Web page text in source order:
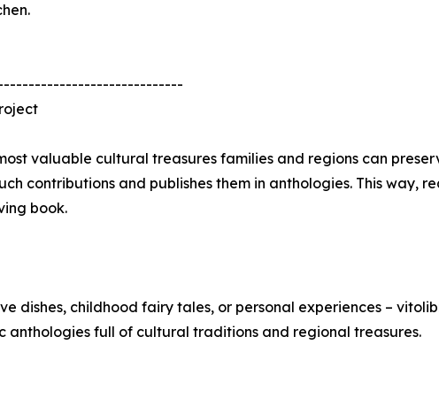
valuable cultural treasures families and regions can
contributions and publishes them in anthologies. This way,
book.
dishes, childhood fairy tales, or personal experiences –
anthologies full of cultural traditions and regional treasures.